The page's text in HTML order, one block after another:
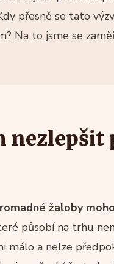
přesně se tato
Na to jsme se
žaloby
působí na trhu
málo a nelze